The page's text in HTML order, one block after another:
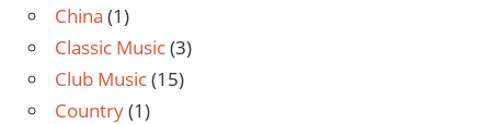
China (1)
Classic Music(3)
Club Music(15)
Country(1)